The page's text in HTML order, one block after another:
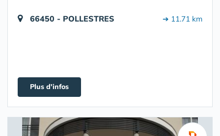
66450 - POLLESTRES ➔ 11.71 km
Plus d'infos